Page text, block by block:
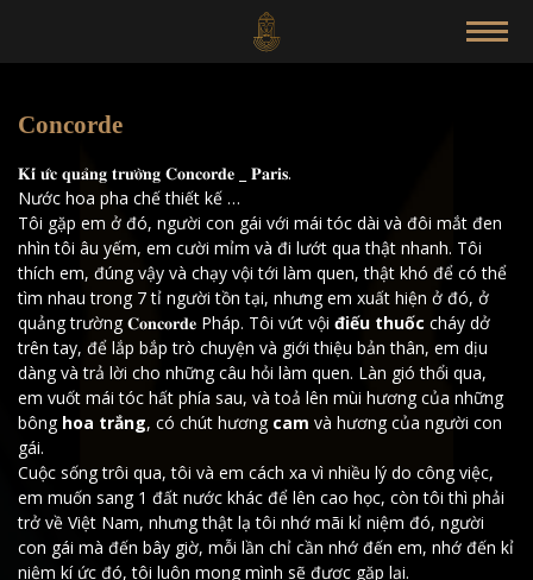
Concorde
𝐊𝐢́ 𝐮̛́𝐜 𝐪𝐮𝐚̉𝐧𝐠 𝐭𝐫𝐮̛𝐨̛̀𝐧𝐠 𝐂𝐨𝐧𝐜𝐨𝐫𝐝𝐞 _ 𝐏𝐚𝐫𝐢𝐬.
Nước hoa pha chế thiết kế …
Tôi gặp em ở đó, người con gái với mái tóc dài và đôi mắt đen
nhìn tôi âu yếm, em cười mỉm và đi lướt qua thật nhanh. Tôi
thích em, đúng vậy và chạy vội tới làm quen, thật khó để có thể
tìm nhau trong 7 tỉ người tồn tại, nhưng em xuất hiện ở đó, ở
quảng trường 𝐂𝐨𝐧𝐜𝐨𝐫𝐝𝐞 Pháp. Tôi vứt vội điếu thuốc cháy dở
trên tay, để lắp bắp trò chuyện và giới thiệu bản thân, em dịu
dàng và trả lời cho những câu hỏi làm quen. Làn gió thổi qua,
em vuốt mái tóc hất phía sau, và toả lên mùi hương của những
bông hoa trắng, có chút hương cam và hương của người con
gái.
Cuộc sống trôi qua, tôi và em cách xa vì nhiều lý do công việc,
em muốn sang 1 đất nước khác để lên cao học, còn tôi thì phải
trở về Việt Nam, nhưng thật lạ tôi nhớ mãi kỉ niệm đó, người
con gái mà đến bây giờ, mỗi lần chỉ cần nhớ đến em, nhớ đến kỉ
niệm kí ức đó, tôi luôn mong mình sẽ được gặp lại.